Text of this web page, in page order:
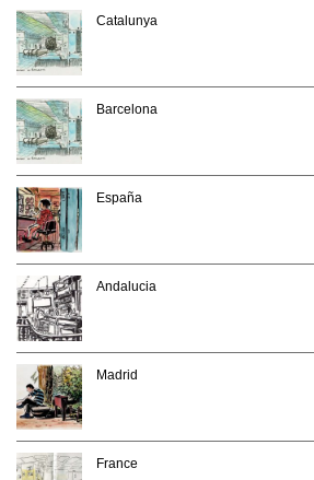
Catalunya
Barcelona
España
Andalucia
Madrid
France